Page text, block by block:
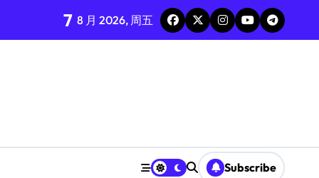
7 8 月 2026, 周五
Subscribe